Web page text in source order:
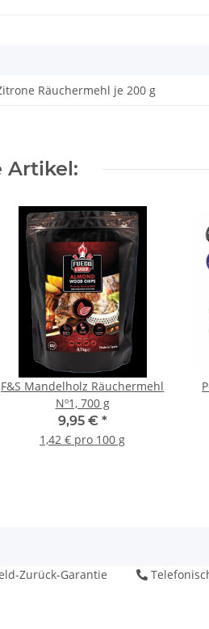
Räuchermehl je 200 g
Artikel:
F&S Mandelholz Räuchermehl
Nº1, 700 g
9,95 € *
1,42 € pro 100 g
Zurück-Garantie